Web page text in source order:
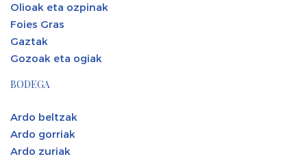
Olioak eta ozpinak
Foies Gras
Gaztak
Gozoak eta ogiak
BODEGA
Ardo beltzak
Ardo gorriak
Ardo zuriak